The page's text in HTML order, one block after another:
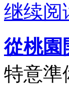
继续阅
從桃園
特意準